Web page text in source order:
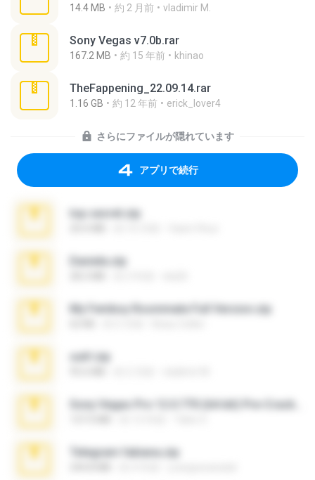
14.4 MB 約 2 月前 vladimir M.
Sony Vegas v7.0b.rar
167.2 MB 約 15 年前 khinao
TheFappening_22.09.14.rar
1.16 GB 約 12 年前 erick_lover4
さらにファイルが隠れています
アプリで続行
top secret.zip
Daniela.zip
My Femboy Roommate Full Version.zip
ouh!.zip
Telegram fabiana.zip